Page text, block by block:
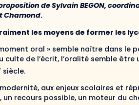
deSylvain BEGON, c
Chamond.
les moyens de former les
oral » semble naître dans le
culte de l’écrit, l’oralité semble
siècle.
aux enjeux scolaires et
un recours possible, un moteur du